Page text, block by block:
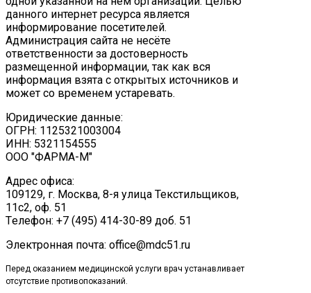
данного интернет ресурса является
информирование посетителей.
Администрация сайта не несёте
ответственности за достоверность
размещенной информации, так как вся
информация взята с открытых источников и
может со временем устаревать.
Юридические данные:
ОГРН: 1125321003004
ИНН: 5321154555
ООО "ФАРМА-М"
Адрес офиса:
109129, г. Москва, ​8-я улица Текстильщиков,
11с2, оф. 51
Tелефон: +7 (495) 414-30-89 доб. 51
Электронная почта: office@mdc51.ru
Перед оказанием медицинской услуги врач устанавливает
отсутствие противопоказаний.